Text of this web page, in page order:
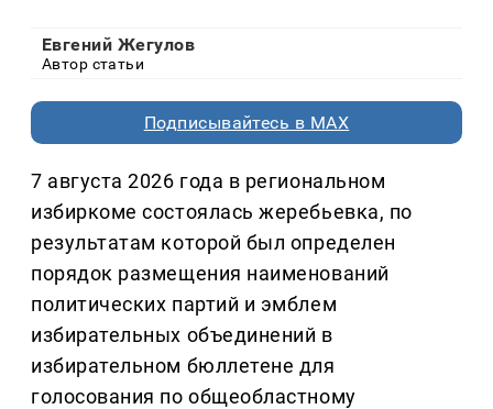
Евгений Жегулов
Автор статьи
Подписывайтесь в MAX
7 августа 2026 года в региональном
избиркоме состоялась жеребьевка, по
результатам которой был определен
порядок размещения наименований
политических партий и эмблем
избирательных объединений в
избирательном бюллетене для
голосования по общеобластному